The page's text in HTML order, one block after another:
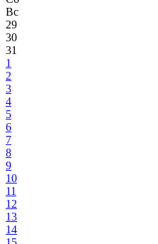
Вс
29
30
31
1
2
3
4
5
6
7
8
9
10
11
12
13
14